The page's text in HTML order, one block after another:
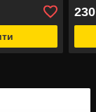
230